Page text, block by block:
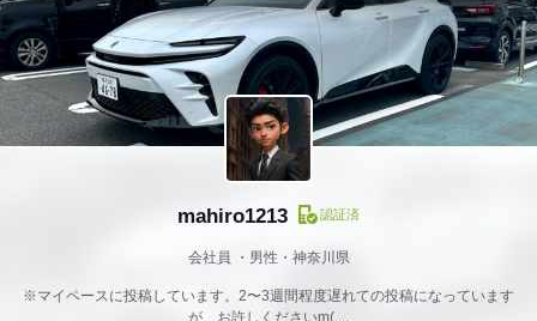
mahiro1213 認証済
会社員 男性・神奈川県
※マイペースに投稿しています。2〜3週間程度遅れての投稿になっています
が、お許しくださいm(....